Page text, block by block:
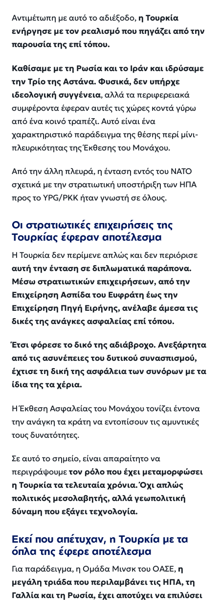
Αντιμέτωπη με αυτό το αδιέξοδο, η Τουρκία
ενήργησε με τον ρεαλισμό που πηγάζει από την
παρουσία της επί τόπου.
Καθίσαμε με τη Ρωσία και το Ιράν και ιδρύσαμε
την Τρίο της Αστάνα. Φυσικά, δεν υπήρχε
ιδεολογική συγγένεια, αλλά τα περιφερειακά
συμφέροντα έφεραν αυτές τις χώρες κοντά γύρω
από ένα κοινό τραπέζι. Αυτό είναι ένα
χαρακτηριστικό παράδειγμα της θέσης περί μίνι-
πλευρικότητας της Έκθεσης του Μονάχου.
Από την άλλη πλευρά, η ένταση εντός του ΝΑΤΟ
σχετικά με την στρατιωτική υποστήριξη των ΗΠΑ
προς το YPG/PKK ήταν γνωστή σε όλους.
Οι στρατιωτικές επιχειρήσεις της
Τουρκίας έφεραν αποτέλεσμα
Η Τουρκία δεν περίμενε απλώς και δεν περιόρισε
αυτή την ένταση σε διπλωματικά παράπονα.
Μέσω στρατιωτικών επιχειρήσεων, από την
Επιχείρηση Ασπίδα του Ευφράτη έως την
Επιχείρηση Πηγή Ειρήνης, ανέλαβε άμεσα τις
δικές της ανάγκες ασφαλείας επί τόπου.
Έτσι φόρεσε το δικό της αδιάβροχο. Ανεξάρτητα
από τις ασυνέπειες του δυτικού συνασπισμού,
έχτισε τη δική της ασφάλεια των συνόρων με τα
ίδια της τα χέρια.
Η Έκθεση Ασφαλείας του Μονάχου τονίζει έντονα
την ανάγκη τα κράτη να εντοπίσουν τις αμυντικές
τους δυνατότητες.
Σε αυτό το σημείο, είναι απαραίτητο να
περιγράψουμετον ρόλο που έχει μεταμορφώσει
η Τουρκία τα τελευταία χρόνια. Όχι απλώς
πολιτικός μεσολαβητής, αλλά γεωπολιτική
δύναμη που εξάγει τεχνολογία.
Εκεί που απέτυχαν, η Τουρκία με τα
όπλα της έφερε αποτέλεσμα
Για παράδειγμα, η Ομάδα Μινσκ του ΟΑΣΕ, η
μεγάλη τριάδα που περιλαμβάνει τις ΗΠΑ, τη
Γαλλία και τη Ρωσία, έχει αποτύχει να επιλύσει